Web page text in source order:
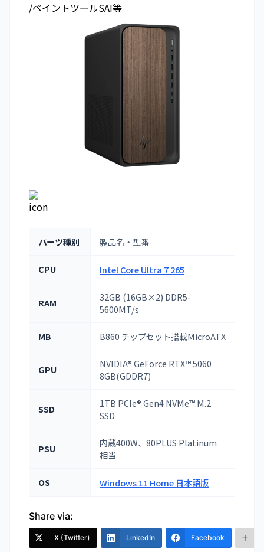
/ペイントツールSAI等
パーツ種別 製品名・型番
CPU Intel Core Ultra 7 265
RAM
32GB (16GB×2) DDR5-
5600MT/s
MB B860 チップセット搭載MicroATX
GPU
NVIDIA® GeForce RTX™ 5060
8GB(GDDR7)
SSD
1TB PCIe® Gen4 NVMe™ M.2
SSD
PSU
内蔵400W、80PLUS Platinum
相当
OS Windows 11 Home 日本語版
Share via:
X (Twitter) LinkedIn Facebook